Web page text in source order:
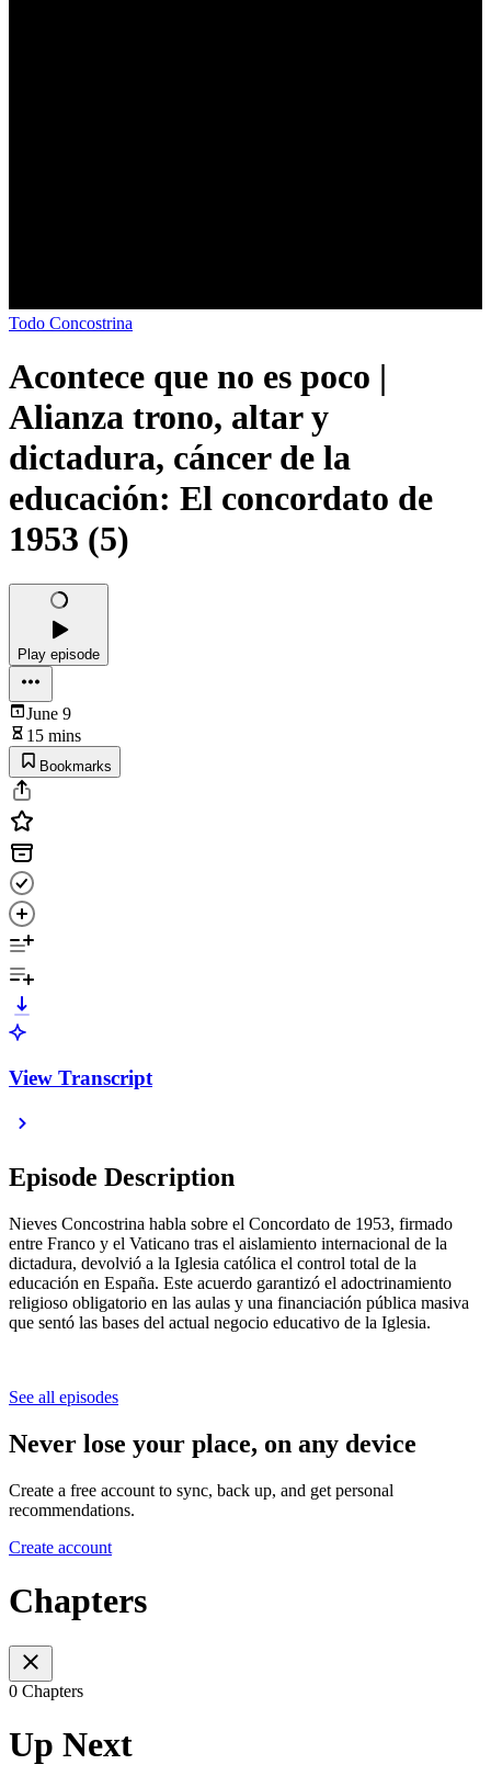
Todo Concostrina
Acontece que no es poco |
Alianza trono, altar y
dictadura, cáncer de la
educación: El concordato de
1953 (5)
Play episode
June 9
15 mins
Bookmarks
View Transcript
Episode Description
Nieves Concostrina habla sobre el Concordato de 1953, firmado
entre Franco y el Vaticano tras el aislamiento internacional de la
dictadura, devolvió a la Iglesia católica el control total de la
educación en España. Este acuerdo garantizó el adoctrinamiento
religioso obligatorio en las aulas y una financiación pública masiva
que sentó las bases del actual negocio educativo de la Iglesia.
See all episodes
Never lose your place, on any device
Create a free account to sync, back up, and get personal
recommendations.
Create account
Chapters
0 Chapters
Up Next